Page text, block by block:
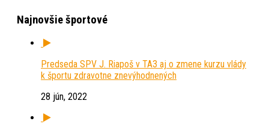
Najnovšie športové
Predseda SPV J. Riapoš v TA3 aj o zmene kurzu vlády
k športu zdravotne znevýhodnených
28 jún, 2022